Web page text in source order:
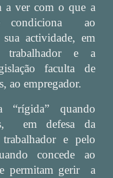
a ver com o que a
condiciona ao
actividade, em
trabalhador e a
faculta de
ao empregador.
“rígida” quando
em defesa da
e pelo
concede ao
permitam gerir a